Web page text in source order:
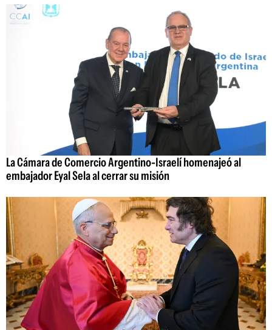
La Cámara de Comercio Argentino-Israelí homenajeó al
embajador Eyal Sela al cerrar su misión